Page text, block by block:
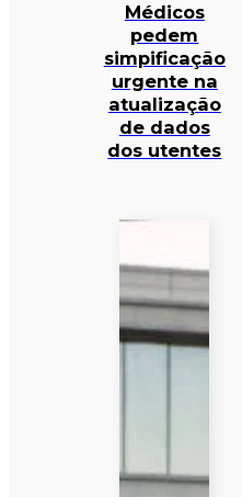
Médicos
pedem
simpificação
urgente na
atualização
de dados
dos utentes